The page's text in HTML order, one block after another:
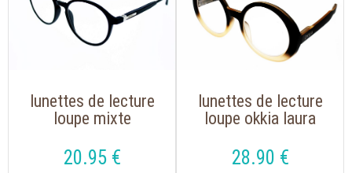
lunettes de lecture
loupe mixte
avec clip solaire
20.95 €
lunettes de lecture
loupe okkia laura
forme rétro
28.90 €